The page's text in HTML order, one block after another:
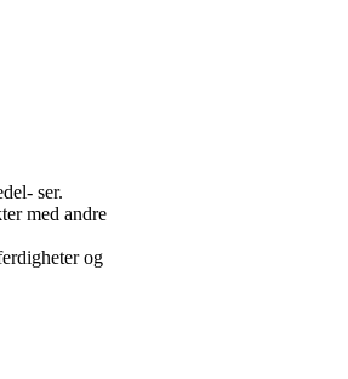
ser.
med andre
og